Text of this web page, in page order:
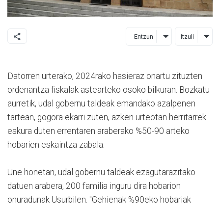
Entzun Itzuli
Datorren urterako, 2024rako hasieraz onartu zituzten
ordenantza fiskalak astearteko osoko bilkuran. Bozkatu
aurretik, udal gobernu taldeak emandako azalpenen
tartean, gogora ekarri zuten, azken urteotan herritarrek
eskura duten errentaren araberako %50-90 arteko
hobarien eskaintza zabala.
Une honetan, udal gobernu taldeak ezagutarazitako
datuen arabera, 200 familia inguru dira hobarion
onuradunak Usurbilen. "Gehienak %90eko hobariak